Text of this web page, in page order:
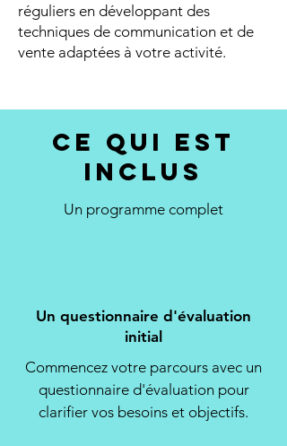
réguliers en développant des
techniques de communication et de
vente adaptées à votre activité.
Ce qui est
inclus
Un programme complet
Un questionnaire d'évaluation
initial
Commencez votre parcours avec un
questionnaire d'évaluation pour
clarifier vos besoins et objectifs.